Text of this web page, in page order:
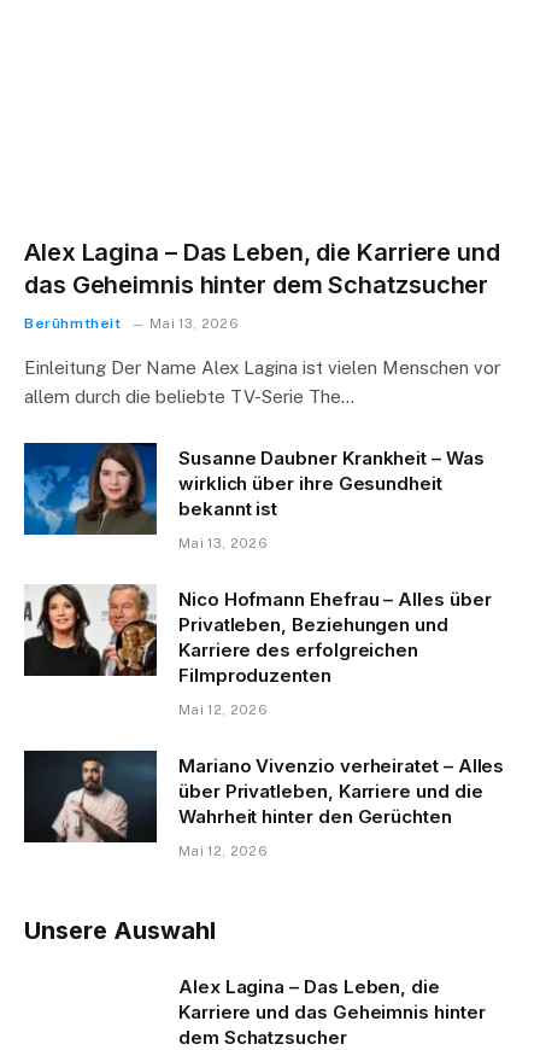
Alex Lagina – Das Leben, die Karriere und
das Geheimnis hinter dem Schatzsucher
Berühmtheit Mai 13, 2026
Einleitung Der Name Alex Lagina ist vielen Menschen vor
allem durch die beliebte TV-Serie The…
Susanne Daubner Krankheit – Was
wirklich über ihre Gesundheit
bekannt ist
Mai 13, 2026
Nico Hofmann Ehefrau – Alles über
Privatleben, Beziehungen und
Karriere des erfolgreichen
Filmproduzenten
Mai 12, 2026
Mariano Vivenzio verheiratet – Alles
über Privatleben, Karriere und die
Wahrheit hinter den Gerüchten
Mai 12, 2026
Unsere Auswahl
Alex Lagina – Das Leben, die
Karriere und das Geheimnis hinter
dem Schatzsucher